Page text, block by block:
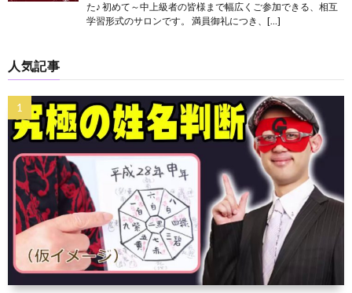
た♪ 初めて～中上級者の皆様まで幅広くご参加できる、相互
学習形式のサロンです。 満員御礼につき、[…]
人気記事